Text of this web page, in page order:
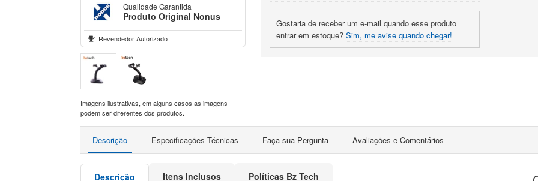
Qualidade Garantida
Produto Original Nonus
Revendedor Autorizado
Imagens ilustrativas, em alguns casos as imagens
podem ser diferentes dos produtos.
Gostaria de receber um e-mail quando esse produto
entrar em estoque?Sim, me avise quando chegar!
Descrição Especificações Técnicas Faça sua Pergunta Avaliações e Comentários
Descrição Itens Inclusos Políticas Bz Tech